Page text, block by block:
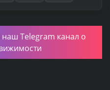
Telegram канал о